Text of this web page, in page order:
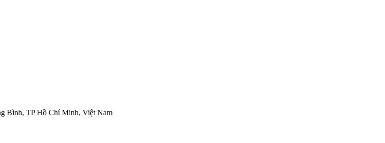
Bình, TP Hồ Chí Minh, Việt Nam